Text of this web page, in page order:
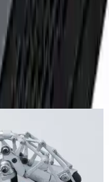
Beğen